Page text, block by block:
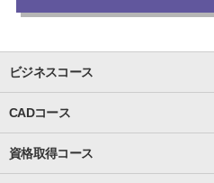
ビジネスコース
関数
ピボットテーブル
CADコース
図面作成（基礎）
図面作成（応用）
資格取得コース